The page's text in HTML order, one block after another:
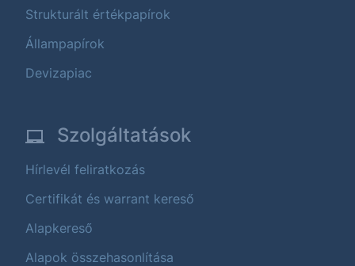
Strukturált értékpapírok
Állampapírok
Devizapiac
Szolgáltatások
Hírlevél feliratkozás
Certifikát és warrant kereső
Alapkereső
Alapok összehasonlítása